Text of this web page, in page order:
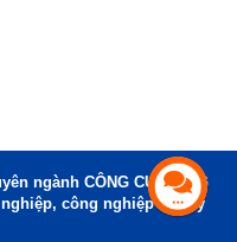
ngành CÔNG CỤ, DỤNG
công nghiệp và xây